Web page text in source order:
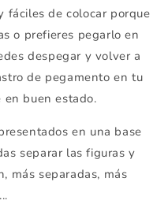
fáciles de colocar porque
o prefieres pegarlo en
despegar y volver a
de pegamento en tu
buen estado.
en una base
separar las figuras y
más separadas, más